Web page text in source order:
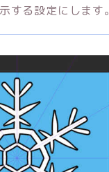
する設定にします。